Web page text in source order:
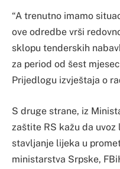
“A trenutno imamo
ove odredbe vrši
sklopu tenderskih
za period od šest
Prijedlogu izvještaja o
S druge strane, iz
zaštite RS kažu da
stavljanje lijeka u
ministarstva Srpske,